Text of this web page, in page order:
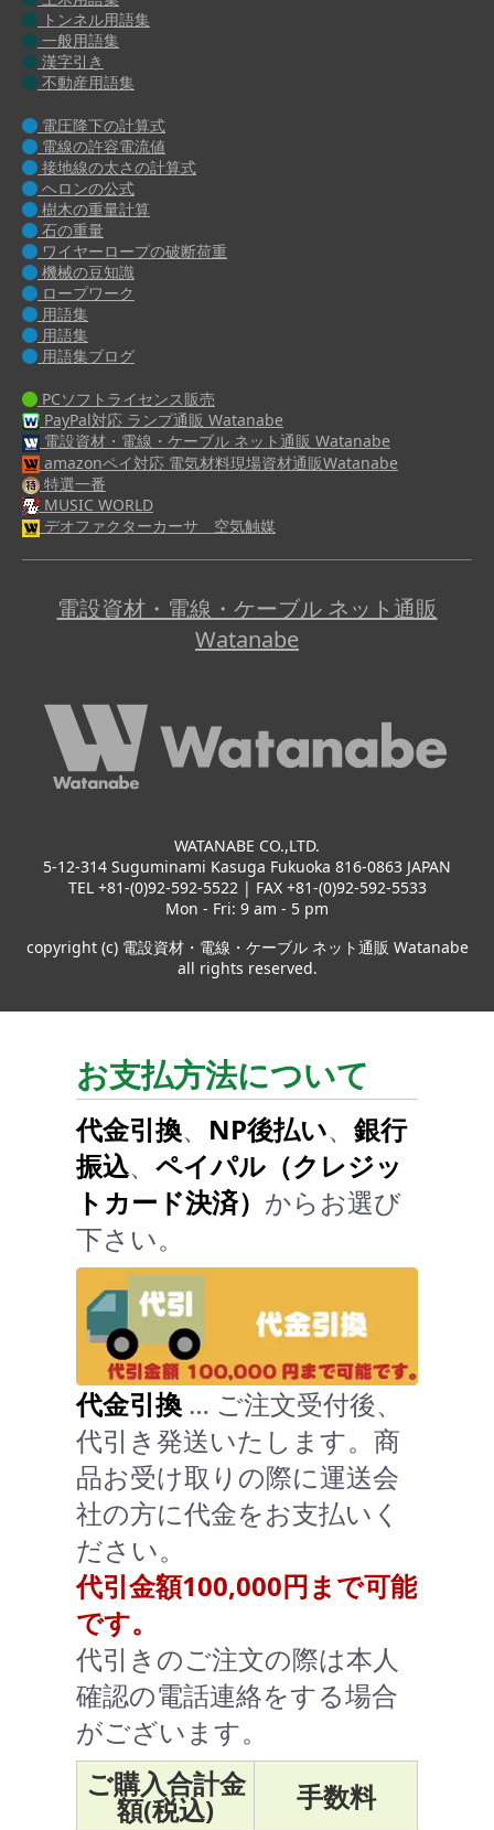
トンネル用語集
一般用語集
漢字引き
不動産用語集
電圧降下の計算式
電線の許容電流値
接地線の太さの計算式
ヘロンの公式
樹木の重量計算
石の重量
ワイヤーロープの破断荷重
機械の豆知識
ロープワーク
用語集
用語集
用語集ブログ
PCソフトライセンス販売
PayPal対応 ランプ通販 Watanabe
電設資材・電線・ケーブル ネット通販 Watanabe
amazonペイ対応 電気材料現場資材通販Watanabe
特選一番
MUSIC WORLD
デオファクターカーサ 空気触媒
電設資材・電線・ケーブル ネット通販
Watanabe
WATANABE CO.,LTD.
5-12-314 Suguminami Kasuga Fukuoka 816-0863 JAPAN
TEL +81-(0)92-592-5522 | FAX +81-(0)92-592-5533
Mon - Fri: 9 am - 5 pm
copyright (c) 電設資材・電線・ケーブル ネット通販 Watanabe
all rights reserved.
お支払方法について
代金引換、 NP後払い、 銀行
振込、 ペイパル（クレジッ
トカード決済） からお選び
下さい。
代金引換 … ご注文受付後、
代引き発送いたします。商
品お受け取りの際に運送会
社の方に代金をお支払いく
ださい。
代引金額100,000円まで可能
です。
代引きのご注文の際は本人
確認の電話連絡をする場合
がございます。
ご購入合計金
額(税込)
手数料